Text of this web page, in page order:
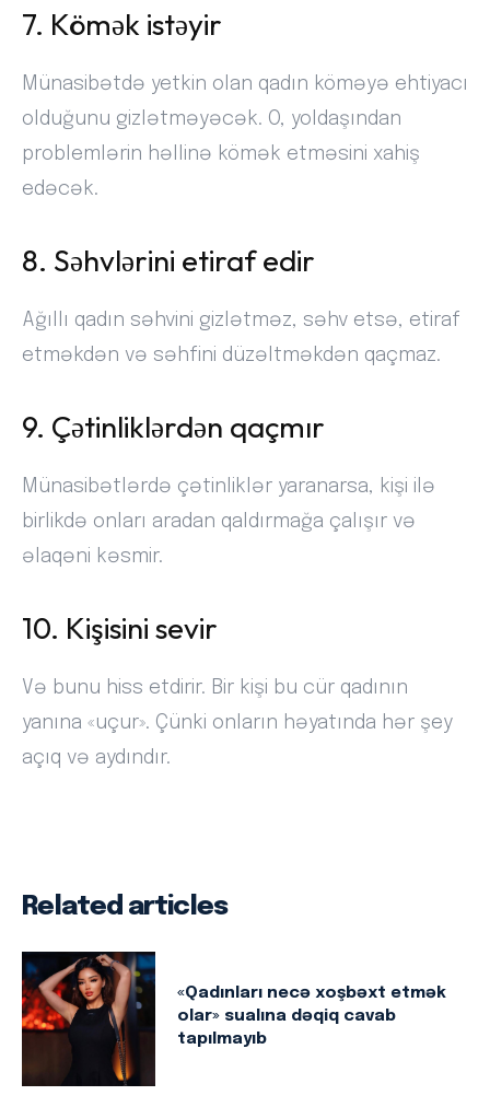
7. Kömək istəyir
Münasibətdə yetkin olan qadın köməyə ehtiyacı
olduğunu gizlətməyəcək. O, yoldaşından
problemlərin həllinə kömək etməsini xahiş
edəcək.
8. Səhvlərini etiraf edir
Ağıllı qadın səhvini gizlətməz, səhv etsə, etiraf
etməkdən və səhfini düzəltməkdən qaçmaz.
9. Çətinliklərdən qaçmır
Münasibətlərdə çətinliklər yaranarsa, kişi ilə
birlikdə onları aradan qaldırmağa çalışır və
əlaqəni kəsmir.
10. Kişisini sevir
Və bunu hiss etdirir. Bir kişi bu cür qadının
yanına «uçur». Çünki onların həyatında hər şey
açıq və aydındır.
Related articles
«Qadınları necə xoşbəxt etmək
olar» sualına dəqiq cavab
tapılmayıb